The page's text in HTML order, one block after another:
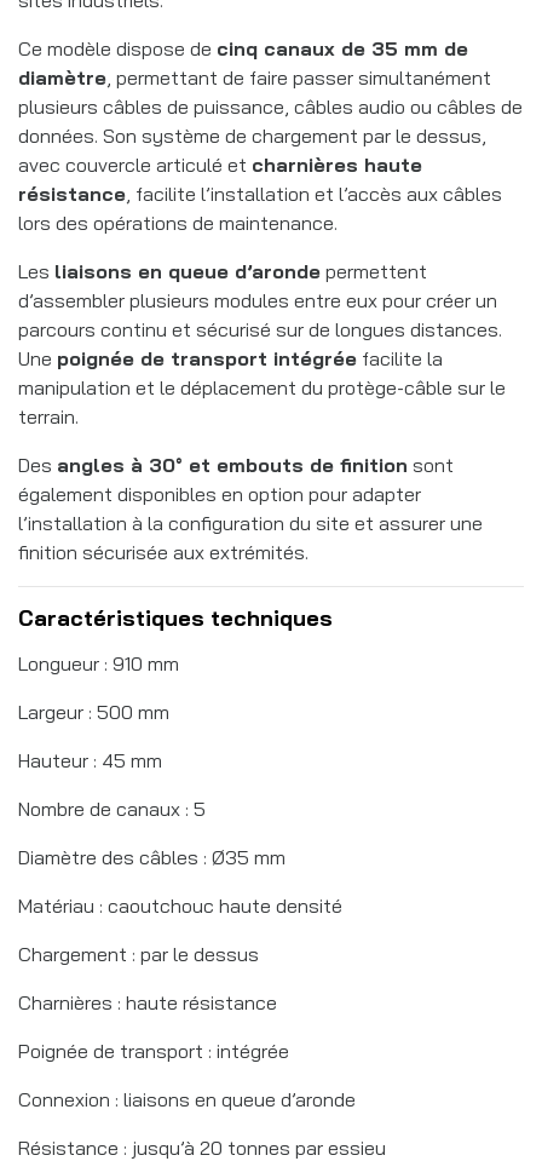
Ce modèle dispose de cinq canaux de 35 mm de
diamètre , permettant de faire passer simultanément
plusieurs câbles de puissance, câbles audio ou câbles de
données. Son système de chargement par le dessus,
avec couvercle articulé et charnières haute
résistance , facilite l’installation et l’accès aux câbles
lors des opérations de maintenance.
Les liaisons en queue d’aronde permettent
d’assembler plusieurs modules entre eux pour créer un
parcours continu et sécurisé sur de longues distances.
Une poignée de transport intégrée facilite la
manipulation et le déplacement du protège-câble sur le
terrain.
Des angles à 30° et embouts de finition sont
également disponibles en option pour adapter
l’installation à la configuration du site et assurer une
finition sécurisée aux extrémités.
Caractéristiques techniques
Longueur : 910 mm
Largeur : 500 mm
Hauteur : 45 mm
Nombre de canaux : 5
Diamètre des câbles : Ø35 mm
Matériau : caoutchouc haute densité
Chargement : par le dessus
Charnières : haute résistance
Poignée de transport : intégrée
Connexion : liaisons en queue d’aronde
Résistance : jusqu’à 20 tonnes par essieu